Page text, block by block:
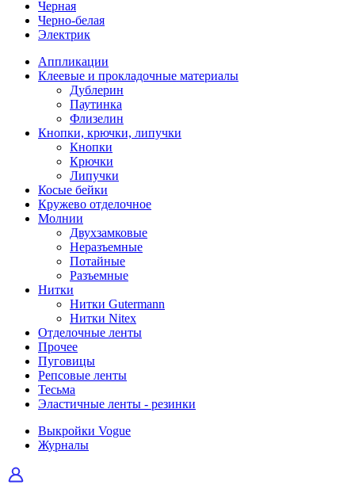
Черная
Черно-белая
Электрик
Аппликации
Клеевые и прокладочные материалы
Дублерин
Паутинка
Флизелин
Кнопки, крючки, липучки
Кнопки
Крючки
Липучки
Косые бейки
Кружево отделочное
Молнии
Двухзамковые
Неразъемные
Потайные
Разъемные
Нитки
Нитки Gutermann
Нитки Nitex
Отделочные ленты
Прочее
Пуговицы
Репсовые ленты
Тесьма
Эластичные ленты - резинки
Выкройки Vogue
Журналы